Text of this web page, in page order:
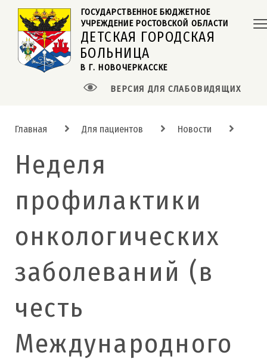
ДЕТСКАЯ ГОРОДСКАЯ
В Г. НОВОЧЕРКАССКЕ
ГОСУДАРСТВЕННОЕ БЮДЖЕТНОЕ
УЧРЕЖДЕНИЕ РОСТОВСКОЙ ОБЛАСТИ
БОЛЬНИЦА
ВЕРСИЯ ДЛЯ СЛАБОВИДЯЩИХ
Главная Для пациентов Новости
Неделя
профилактики
онкологических
заболеваний (в
честь
Международного